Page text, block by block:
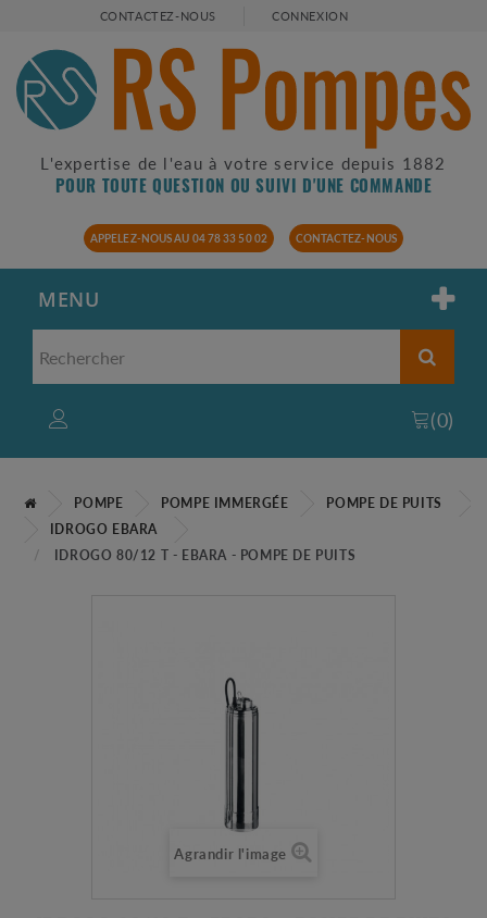
CONTACTEZ-NOUS CONNEXION
L'expertise de l'eau à votre service depuis 1882
POUR TOUTE QUESTION OU SUIVI D'UNE COMMANDE
APPELEZ-NOUS AU 04 78 33 50 02 CONTACTEZ-NOUS
MENU
(0)
POMPE POMPE IMMERGÉE
POMPE DE PUITS
IDROGO EBARA
IDROGO 80/12 T - EBARA - POMPE DE PUITS
Agrandir l'image